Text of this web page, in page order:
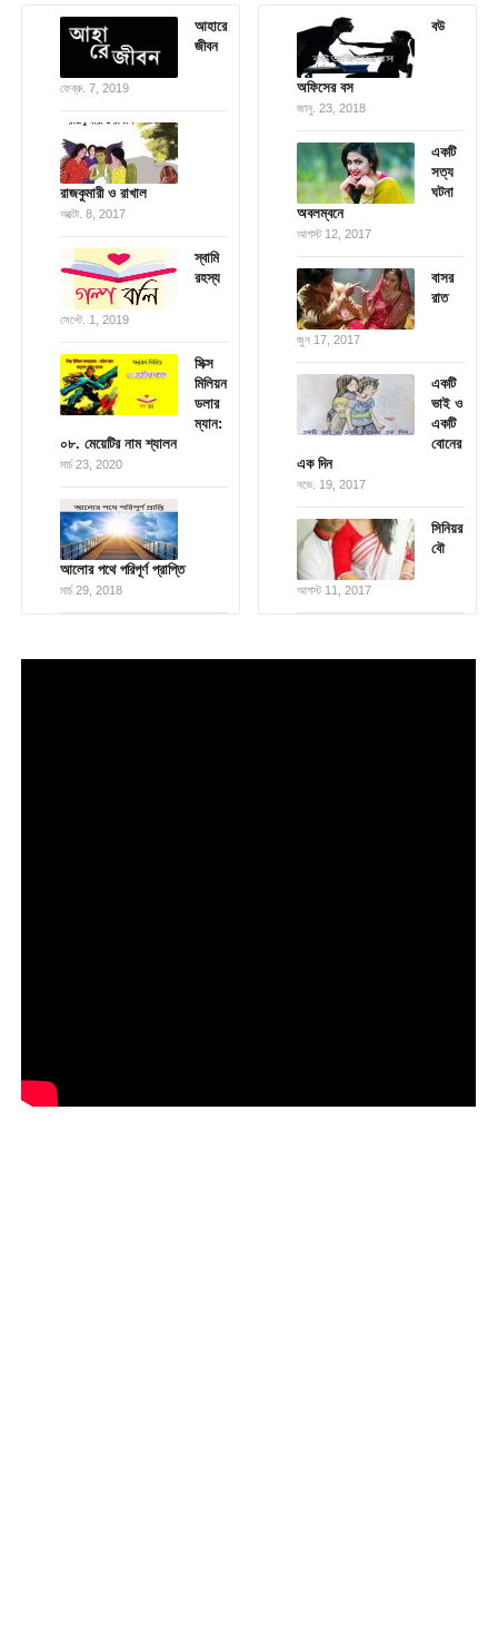
আহারে
জীবন
ফেব্রু. 7, 2019
রাজকুমারী ও রাখাল
অক্টো. 8, 2017
স্বামি
রহস্য
সেপ্টে. 1, 2019
সিক্স
মিলিয়ন
ডলার
ম্যান:
০৮. মেয়েটির নাম শ্যালন
মার্চ 23, 2020
আলোর পথে পরিপূর্ণ প্রাপ্তি
মার্চ 29, 2018
বউ
অফিসের বস
জানু. 23, 2018
একটি
সত্য
ঘটনা
অবলম্বনে
আগস্ট 12, 2017
বাসর
রাত
জুন 17, 2017
একটি
ভাই ও
একটি
বোনের
এক দিন
নভে. 19, 2017
সিনিয়র
বৌ
আগস্ট 11, 2017